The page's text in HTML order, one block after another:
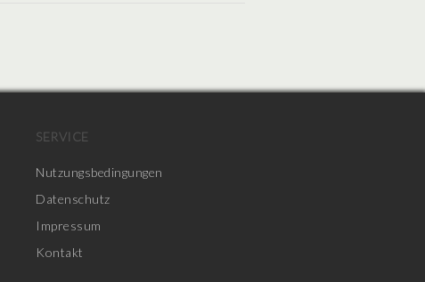
SERVICE
Nutzungsbedingungen
Datenschutz
Impressum
Kontakt